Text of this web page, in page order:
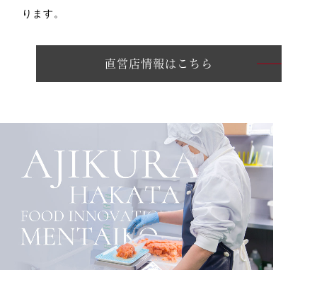
ります。
直営店情報はこちら